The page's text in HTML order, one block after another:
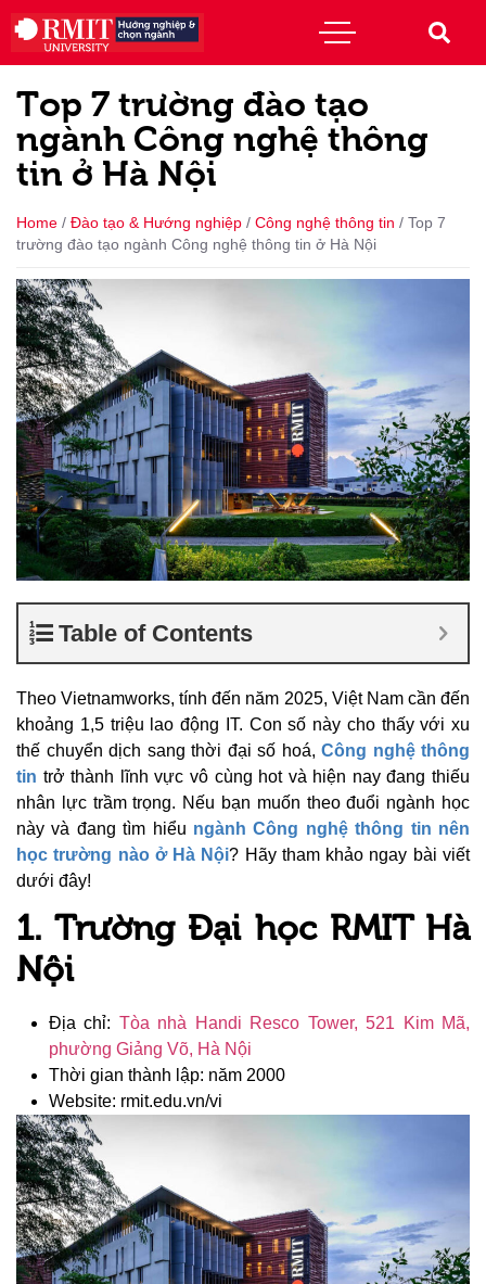
Top 7 trường đào tạo
ngành Công nghệ thông
tin ở Hà Nội
Home / Đào tạo & Hướng nghiệp / Công nghệ thông tin / Top 7
trường đào tạo ngành Công nghệ thông tin ở Hà Nội
Table of Contents
Theo Vietnamworks, tính đến năm 2025, Việt Nam cần đến
khoảng 1,5 triệu lao động IT. Con số này cho thấy với xu
thế chuyển dịch sang thời đại số hoá, Công nghệ thông
tin trở thành lĩnh vực vô cùng hot và hiện nay đang thiếu
nhân lực trầm trọng. Nếu bạn muốn theo đuổi ngành học
này và đang tìm hiểu ngành Công nghệ thông tin nên
học trường nào ở Hà Nội? Hãy tham khảo ngay bài viết
dưới đây!
1. Trường Đại học RMIT Hà
Nội
Địa chỉ: Tòa nhà Handi Resco Tower, 521 Kim Mã,
phường Giảng Võ, Hà Nội
Thời gian thành lập: năm 2000
Website: rmit.edu.vn/vi